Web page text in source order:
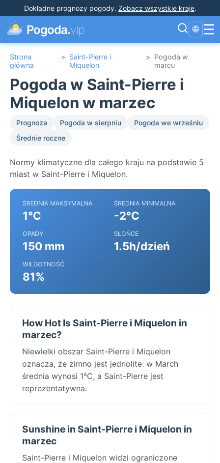
Dokładne prognozy pogody. Zobacz wszystkie kraje.
Pogoda.vip 🌐 ☰
Strona
główna
> Saint-Pierre i
Miquelon
> Pogoda w
marcu
Pogoda w Saint-Pierre i
Miquelon w marzec
Prognoza Pogoda w sierpniu
Pogoda we wrześniu
Średnie roczne
Normy klimatyczne dla całego kraju na podstawie 5
miast w Saint-Pierre i Miquelon.
ŚREDNIA MAKSYMALNA
1°C
ŚREDNIA MINIMALNA
-2°C
OPADY
150 mm
SŁOŃCE
1.5h/dzień
WILGOTNOŚĆ
81%
How Hot Is Saint-Pierre i Miquelon in
marzec?
Niewielki obszar Saint-Pierre i Miquelon
oznacza, że zimno jest jednolite: w March
średnia wynosi 1°C, a Saint-Pierre jest
reprezentatywna.
Sunshine in Saint-Pierre i Miquelon in
marzec
Saint-Pierre i Miquelon widzi ograniczone